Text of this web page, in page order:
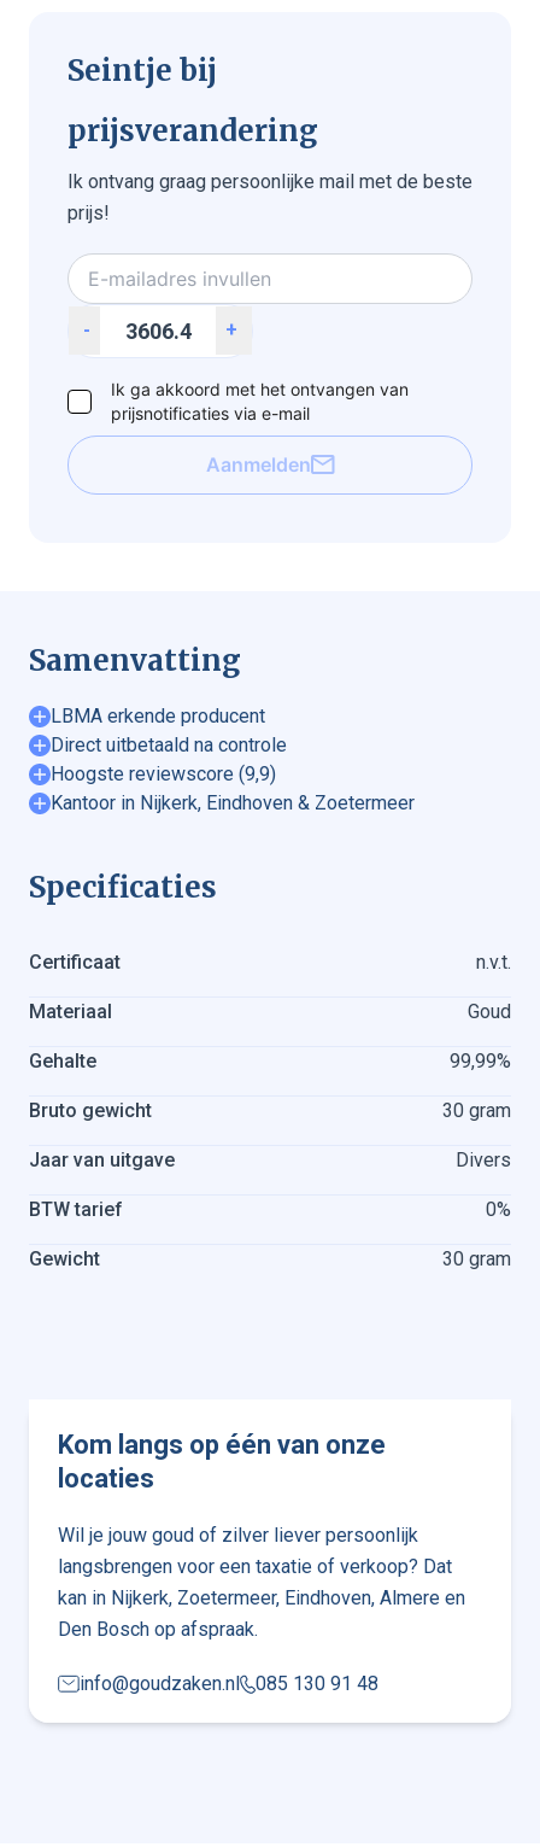
Gouden munten verkopen
Goudbaren verkopen
Zilveren munten verkopen
Zilverbaren verkopen
Seintje bij
prijsverandering
Ik ontvang graag persoonlijke mail met de beste
prijs!
- +
Ik ga akkoord met het ontvangen van
prijsnotificaties via e-mail
Aanmelden
Samenvatting
LBMA erkende producent
Direct uitbetaald na controle
Hoogste reviewscore (9,9)
Kantoor in Nijkerk, Eindhoven & Zoetermeer
Specificaties
Certificaat n.v.t.
Materiaal Goud
Gehalte 99,99%
Bruto gewicht 30 gram
Jaar van uitgave Divers
BTW tarief 0%
Gewicht 30 gram
Kom langs op één van onze
locaties
Wil je jouw goud of zilver liever persoonlijk
langsbrengen voor een taxatie of verkoop? Dat
kan in Nijkerk, Zoetermeer, Eindhoven, Almere en
Den Bosch op afspraak.
info@goudzaken.nl 085 130 91 48